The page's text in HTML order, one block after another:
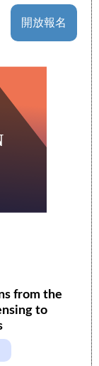
開放報名
from the
to